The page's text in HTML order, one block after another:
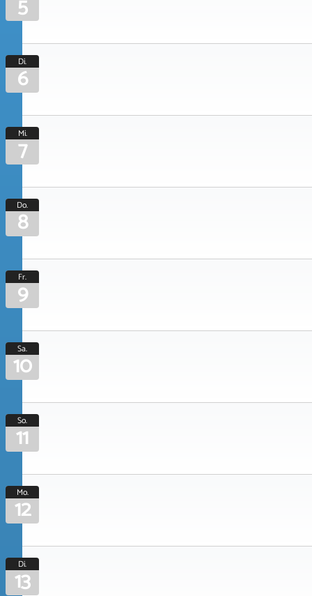
5
Di.
6
Mi.
7
Do.
8
Fr.
9
Sa.
10
So.
11
Mo.
12
Di.
13